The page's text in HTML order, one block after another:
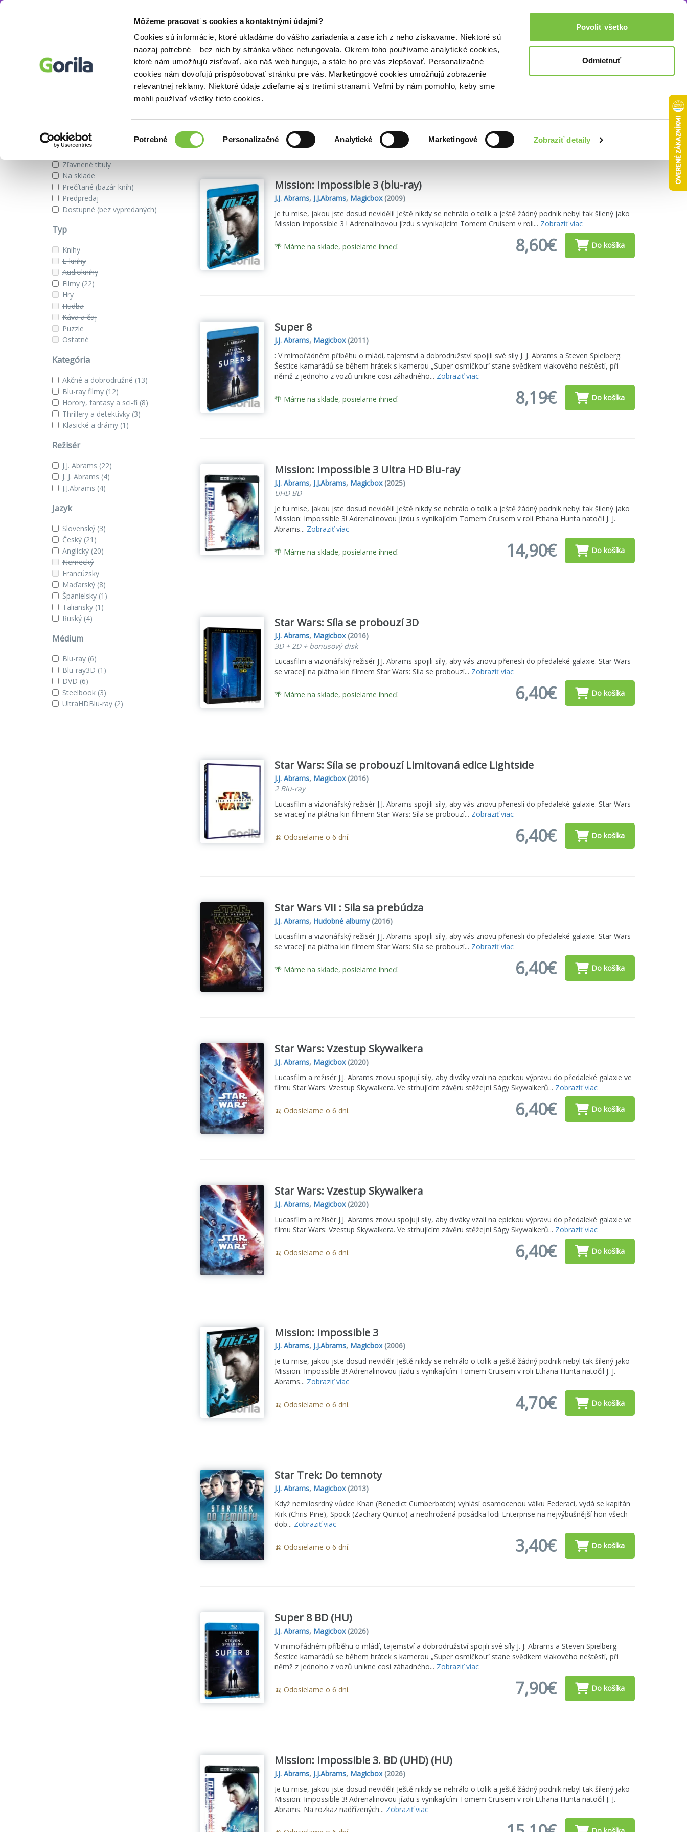
Môžeme pracovať s cookies a kontaktnými údajmi?
Cookies sú informácie, ktoré ukladáme do vášho zariadenia a zase ich z neho získavame. Niektoré sú
naozaj potrebné – bez nich by stránka vôbec nefungovala. Okrem toho používame analytické cookies,
ktoré nám umožňujú zisťovať, ako náš web funguje, a stále ho pre vás zlepšovať. Personalizačné
cookies nám dovoľujú prispôsobovať stránku pre vás. Marketingové cookies umožňujú zobrazenie
relevantnej reklamy. Niektoré údaje zdieľame aj s tretími stranami. Veľmi by nám pomohlo, keby sme
mohli používať všetky tieto cookies.
súhlasu
Potrebné Personalizačné Analytické Marketingové Zobraziť detaily
Povoliť všetko
Odmietnuť
Doplnky Prihlásenie 0,00€
J.J. Abrams Akcie a zľavy
Zobraziť iba
Zľavnené tituly
Na sklade
Prečítané (bazár kníh)
Predpredaj
Dostupné (bez vypredaných)
Typ
Knihy
E-knihy
Audioknihy
Filmy (22)
Hry
Hudba
Káva a čaj
Puzzle
Ostatné
Kategória
Akčné a dobrodružné (13)
Blu-ray filmy (12)
Horory, fantasy a sci-fi (8)
Thrillery a detektívky (3)
Klasické a drámy (1)
Režisér
J.J. Abrams (22)
J. J. Abrams (4)
J.J.Abrams (4)
Jazyk
Slovenský (3)
Český (21)
Anglický (20)
Nemecký
Francúzsky
Maďarský (8)
Španielsky (1)
Taliansky (1)
Ruský (4)
Médium
Blu-ray (6)
Blu-ray3D (1)
DVD (6)
Steelbook (3)
UltraHDBlu-ray (2)
Našli sme Zoradiť podľa:
Mission: Impossible 3 (blu-ray)
J.J. Abrams, J.J.Abrams, Magicbox(2009)
Je tu mise, jakou jste dosud neviděli! Ještě nikdy se nehrálo o tolik a ještě žádný podnik nebyl tak šílený jako
Mission Impossible 3 ! Adrenalinovou jízdu s vynikajícím Tomem Cruisem v roli... Zobraziť viac
🌴 Máme na sklade, posielame ihneď. 8,60€ Do košíka
Super 8
J.J. Abrams, Magicbox(2011)
: V mimořádném příběhu o mládí, tajemství a dobrodružství spojili své síly J. J. Abrams a Steven Spielberg.
Šestice kamarádů se během hrátek s kamerou „Super osmičkou“ stane svědkem vlakového neštěstí, při
němž z jednoho z vozů unikne cosi záhadného... Zobraziť viac
🌴 Máme na sklade, posielame ihneď. 8,19€ Do košíka
Mission: Impossible 3 Ultra HD Blu-ray
J.J. Abrams, J.J.Abrams, Magicbox(2025)
UHD BD
Je tu mise, jakou jste dosud neviděli! Ještě nikdy se nehrálo o tolik a ještě žádný podnik nebyl tak šílený jako
Mission: Impossible 3! Adrenalinovou jízdu s vynikajícím Tomem Cruisem v roli Ethana Hunta natočil J. J.
Abrams... Zobraziť viac
🌴 Máme na sklade, posielame ihneď. 14,90€ Do košíka
Star Wars: Síla se probouzí 3D
J.J. Abrams, Magicbox(2016)
3D + 2D + bonusový disk
Lucasfilm a vizionářský režisér J.J. Abrams spojili síly, aby vás znovu přenesli do předaleké galaxie. Star Wars
se vracejí na plátna kin filmem Star Wars: Síla se probouzí... Zobraziť viac
🌴 Máme na sklade, posielame ihneď. 6,40€ Do košíka
Star Wars: Síla se probouzí Limitovaná edice Lightside
J.J. Abrams, Magicbox(2016)
2 Blu-ray
Lucasfilm a vizionářský režisér J.J. Abrams spojili síly, aby vás znovu přenesli do předaleké galaxie. Star Wars
se vracejí na plátna kin filmem Star Wars: Síla se probouzí... Zobraziť viac
🍌 Odosielame o 6 dní. 6,40€ Do košíka
Star Wars VII : Sila sa prebúdza
J.J. Abrams, Hudobné albumy(2016)
Lucasfilm a vizionářský režisér J.J. Abrams spojili síly, aby vás znovu přenesli do předaleké galaxie. Star Wars
se vracejí na plátna kin filmem Star Wars: Síla se probouzí... Zobraziť viac
🌴 Máme na sklade, posielame ihneď. 6,40€ Do košíka
Star Wars: Vzestup Skywalkera
J.J. Abrams, Magicbox(2020)
Lucasfilm a režisér J.J. Abrams znovu spojují síly, aby diváky vzali na epickou výpravu do předaleké galaxie ve
filmu Star Wars: Vzestup Skywalkera. Ve strhujícím závěru stěžejní Ságy Skywalkerů... Zobraziť viac
🍌 Odosielame o 6 dní. 6,40€ Do košíka
Star Wars: Vzestup Skywalkera
J.J. Abrams, Magicbox(2020)
Lucasfilm a režisér J.J. Abrams znovu spojují síly, aby diváky vzali na epickou výpravu do předaleké galaxie ve
filmu Star Wars: Vzestup Skywalkera. Ve strhujícím závěru stěžejní Ságy Skywalkerů... Zobraziť viac
🍌 Odosielame o 6 dní. 6,40€ Do košíka
Mission: Impossible 3
J.J. Abrams, J.J.Abrams, Magicbox(2006)
Je tu mise, jakou jste dosud neviděli! Ještě nikdy se nehrálo o tolik a ještě žádný podnik nebyl tak šílený jako
Mission: Impossible 3! Adrenalinovou jízdu s vynikajícím Tomem Cruisem v roli Ethana Hunta natočil J. J.
Abrams... Zobraziť viac
🍌 Odosielame o 6 dní. 4,70€ Do košíka
Star Trek: Do temnoty
J.J. Abrams, Magicbox(2013)
Když nemilosrdný vůdce Khan (Benedict Cumberbatch) vyhlásí osamocenou válku Federaci, vydá se kapitán
Kirk (Chris Pine), Spock (Zachary Quinto) a neohrožená posádka lodi Enterprise na nejvýbušnější hon všech
dob... Zobraziť viac
🍌 Odosielame o 6 dní. 3,40€ Do košíka
Super 8 BD (HU)
J.J. Abrams, Magicbox(2026)
V mimořádném příběhu o mládí, tajemství a dobrodružství spojili své síly J. J. Abrams a Steven Spielberg.
Šestice kamarádů se během hrátek s kamerou „Super osmičkou“ stane svědkem vlakového neštěstí, při
němž z jednoho z vozů unikne cosi záhadného... Zobraziť viac
🍌 Odosielame o 6 dní. 7,90€ Do košíka
Mission: Impossible 3. BD (UHD) (HU)
J.J. Abrams, J.J.Abrams, Magicbox(2026)
Je tu mise, jakou jste dosud neviděli! Ještě nikdy se nehrálo o tolik a ještě žádný podnik nebyl tak šílený jako
Mission: Impossible 3! Adrenalinovou jízdu s vynikajícím Tomem Cruisem v roli Ethana Hunta natočil J. J.
Abrams. Na rozkaz nadřízených... Zobraziť viac